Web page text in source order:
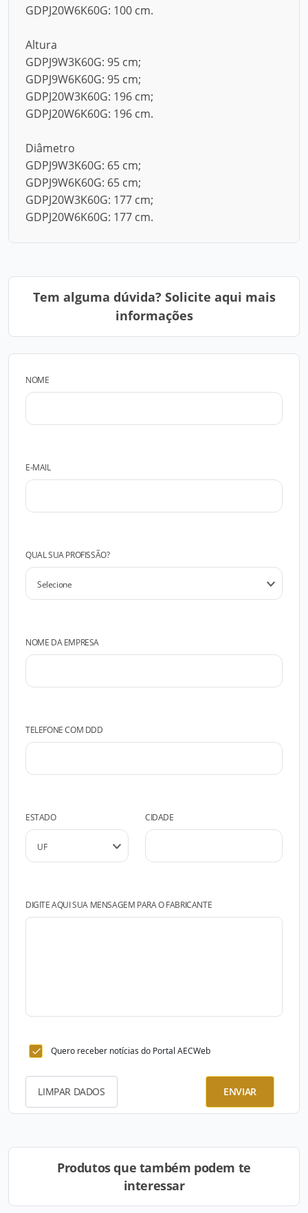
GDPJ20W6K60G: 100 cm.
Altura
GDPJ9W3K60G: 95 cm;
GDPJ9W6K60G: 95 cm;
GDPJ20W3K60G: 196 cm;
GDPJ20W6K60G: 196 cm.
Diâmetro
GDPJ9W3K60G: 65 cm;
GDPJ9W6K60G: 65 cm;
GDPJ20W3K60G: 177 cm;
GDPJ20W6K60G: 177 cm.
Tem alguma dúvida? Solicite aqui mais
informações
NOME
E-MAIL
QUAL SUA PROFISSÃO?
NOME DA EMPRESA
TELEFONE COM DDD
ESTADO CIDADE
DIGITE AQUI SUA MENSAGEM PARA O FABRICANTE
Quero receber notícias do Portal AECWeb
LIMPAR DADOS ENVIAR
Produtos que também podem te
interessar